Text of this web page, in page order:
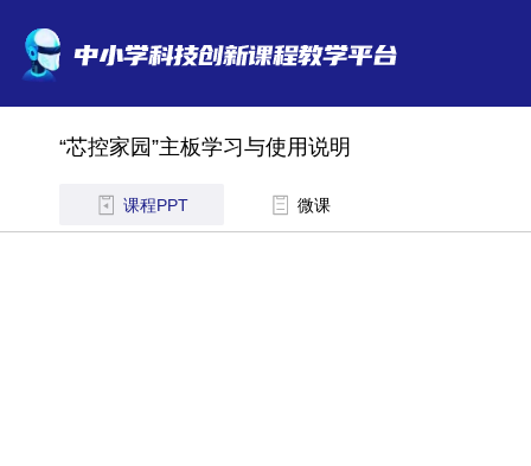
“芯控家园”主板学习与使用说明
课程PPT 微课